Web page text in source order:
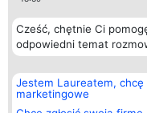
Cześć, chętnie Ci
odpowiedni temat
Jestem Laureatem, chcę
marketingowe
Organizator plebiscytu
Bright Side Solutions sp. z o.
o. sp. k.
ul. Ruska 22